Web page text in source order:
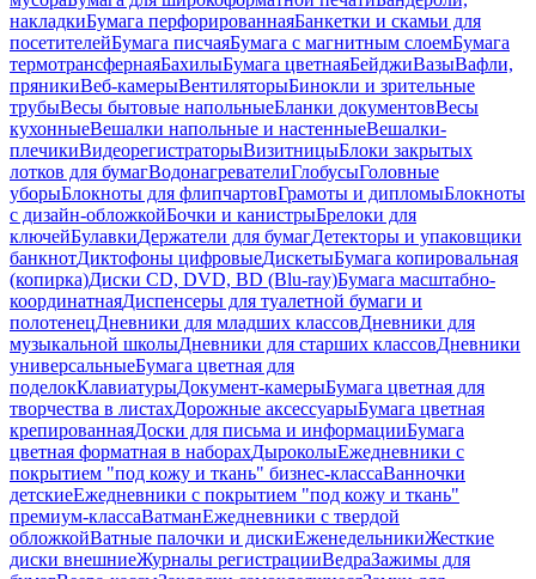
накладкиБумага перфорированнаяБанкетки и скамьи для
посетителейБумага писчаяБумага с магнитным слоемБумага
термотрансфернаяБахилыБумага цветнаяБейджиВазыВафли,
пряникиВеб-камерыВентиляторыБинокли и зрительные
трубыВесы бытовые напольныеБланки документовВесы
кухонныеВешалки напольные и настенныеВешалки-
плечикиВидеорегистраторыВизитницыБлоки закрытых
лотков для бумагВодонагревателиГлобусыГоловные
уборыБлокноты для флипчартовГрамоты и дипломыБлокноты
с дизайн-обложкойБочки и канистрыБрелоки для
ключейБулавкиДержатели для бумагДетекторы и упаковщики
банкнотДиктофоны цифровыеДискетыБумага копировальная
(копирка)Диски CD, DVD, BD (Blu-ray)Бумага масштабно-
координатнаяДиспенсеры для туалетной бумаги и
полотенецДневники для младших классовДневники для
музыкальной школыДневники для старших классовДневники
универсальныеБумага цветная для
поделокКлавиатурыДокумент-камерыБумага цветная для
творчества в листахДорожные аксессуарыБумага цветная
крепированнаяДоски для письма и информацииБумага
цветная форматная в наборахДыроколыЕжедневники с
покрытием "под кожу и ткань" бизнес-классаВанночки
детскиеЕжедневники с покрытием "под кожу и ткань"
премиум-классаВатманЕжедневники с твердой
обложкойВатные палочки и дискиЕженедельникиЖесткие
диски внешниеЖурналы регистрацииВедраЗажимы для